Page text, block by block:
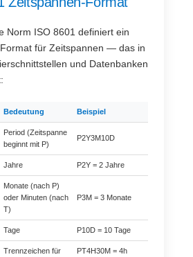
Norm ISO 8601 definiert ein
für Zeitspannen — das in
und Datenbanken
Bedeutung Beispiel
Period (Zeitspanne
beginnt mit P)
P2Y3M10D
Jahre P2Y = 2 Jahre
Monate (nach P)
oder Minuten (nach
T)
P3M = 3 Monate
Tage P10D = 10 Tage
Trennzeichen für
PT4H30M = 4h